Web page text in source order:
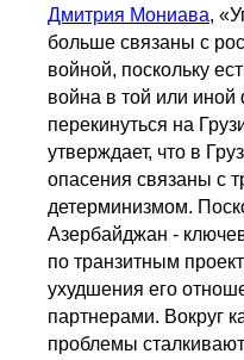
Дмитрия Мониава,
больше связаны с
войной, поскольку
война в той или
перекинуться на
утверждает, что в
опасения связаны с
детерминизмом.
Азербайджан -
по транзитным
ухудшения его
партнерами. Вокруг
проблемы